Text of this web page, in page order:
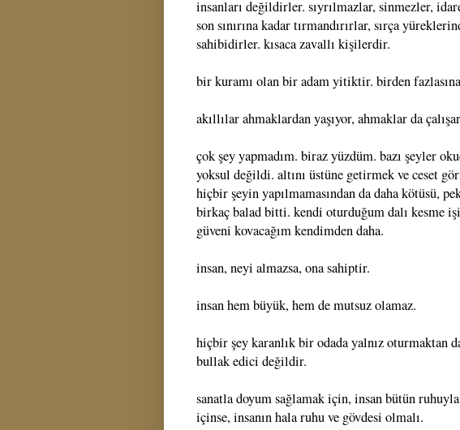
insanları değildirler. sıyrılmazlar, sinmezler,
son sınırına kadar tırmandırırlar, sırça
sahibidirler. kısaca zavallı kişilerdir.
bir kuramı olan bir adam yitiktir. birden
akıllılar ahmaklardan yaşıyor, ahmaklar da
çok şey yapmadım. biraz yüzdüm. bazı şeyler
yoksul değildi. altını üstüne getirmek ve ceset
hiçbir şeyin yapılmamasından da daha kötüsü,
birkaç balad bitti. kendi oturduğum dalı kesme
güveni kovacağım kendimden daha.
insan, neyi almazsa, ona sahiptir.
insan hem büyük, hem de mutsuz olamaz.
hiçbir şey karanlık bir odada yalnız oturmaktan
bullak edici değildir.
sanatla doyum sağlamak için, insan bütün
içinse, insanın hala ruhu ve gövdesi olmalı.